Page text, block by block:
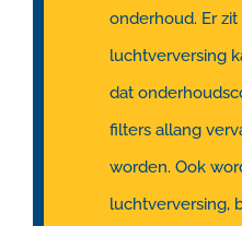
onderhoud. Er zit
luchtverversing
dat
filters allang
worden. Ook
luchtverversing,